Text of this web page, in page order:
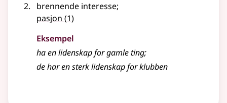
brennende interesse;
pasjon (1)
Eksempel
ha enlidenskapfor gamle ting;
de har en sterk lidenskap for klubben